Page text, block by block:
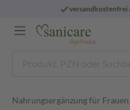
versandkostenfrei
Nahrungsergänzung für Frauen